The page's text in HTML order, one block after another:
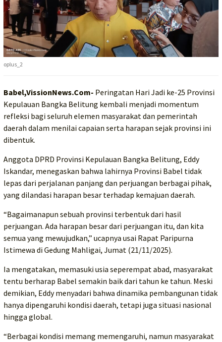
oplus_2
Babel,VissionNews.Com- Peringatan Hari Jadi ke-25 Provinsi
Kepulauan Bangka Belitung kembali menjadi momentum
refleksi bagi seluruh elemen masyarakat dan pemerintah
daerah dalam menilai capaian serta harapan sejak provinsi ini
dibentuk.
Anggota DPRD Provinsi Kepulauan Bangka Belitung, Eddy
Iskandar, menegaskan bahwa lahirnya Provinsi Babel tidak
lepas dari perjalanan panjang dan perjuangan berbagai pihak,
yang dilandasi harapan besar terhadap kemajuan daerah.
“Bagaimanapun sebuah provinsi terbentuk dari hasil
perjuangan. Ada harapan besar dari perjuangan itu, dan kita
semua yang mewujudkan,” ucapnya usai Rapat Paripurna
Istimewa di Gedung Mahligai, Jumat (21/11/2025).
Ia mengatakan, memasuki usia seperempat abad, masyarakat
tentu berharap Babel semakin baik dari tahun ke tahun. Meski
demikian, Eddy menyadari bahwa dinamika pembangunan tidak
hanya dipengaruhi kondisi daerah, tetapi juga situasi nasional
hingga global.
“Berbagai kondisi memang memengaruhi, namun masyarakat